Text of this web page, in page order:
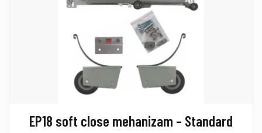
EP18 soft close mehanizam – Standard